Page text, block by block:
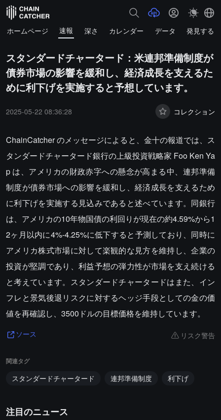
ホームページ 速報 深さ カレンダー データ 発見する
スタンダードチャータード：米連邦準備制度が
債券市場の影響を緩和し、経済成長を支えるた
めに利下げを実施すると予想しています。
2025-05-22 08:36:28 コレクション
ChainCatcher のメッセージによると、金十の報道では、ス
タンダードチャータード銀行の上級投資戦略家 Foo Ken Ya
p は、アメリカの財政赤字への懸念が高まる中、連邦準備
制度が債券市場への影響を緩和し、経済成長を支えるため
に利下げを実施する見込みであると述べています。同銀行
は、アメリカの10年物国債の利回りが現在の約4.59%から1
2ヶ月以内に4%-4.25%に低下すると予測しており、同時に
アメリカ株式市場に対して楽観的な見方を維持し、企業の
投資が堅調であり、利益予想の弾力性が市場を支え続ける
と考えています。スタンダードチャータードはまた、イン
フレと景気後退リスクに対するヘッジ手段としての金の価
値を再確認し、3500ドルの目標価格を維持しています。
ソース リスク警告
関連タグ
スタンダードチャータード 連邦準備制度 利下げ
注目のニュース